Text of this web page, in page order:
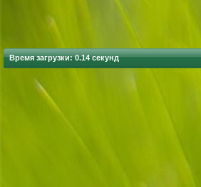
Время загрузки: 0.14 секунд